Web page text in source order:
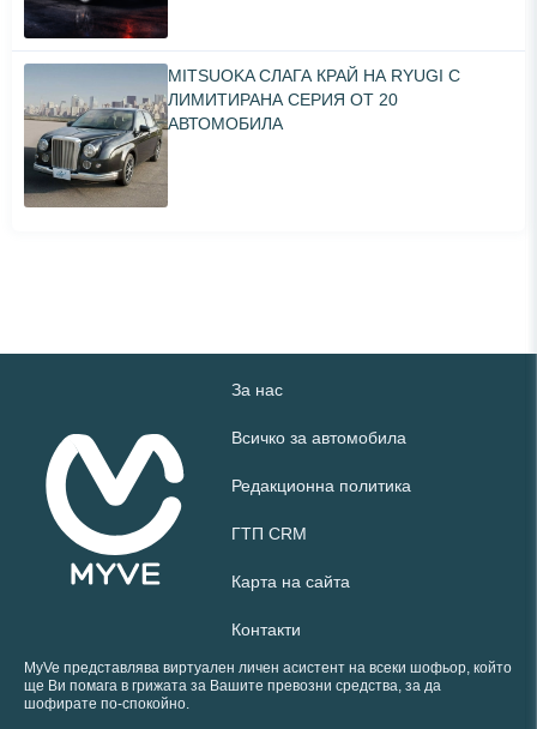
MITSUOKA СЛАГА КРАЙ НА RYUGI С
ЛИМИТИРАНА СЕРИЯ ОТ 20
АВТОМОБИЛА
За нас
Всичко за автомобила
Редакционна политика
ГТП CRM
Карта на сайта
Контакти
MyVe представлява виртуален личен асистент на всеки шофьор, който
ще Ви помага в грижата за Вашите превозни средства, за да
шофирате по-спокойно.